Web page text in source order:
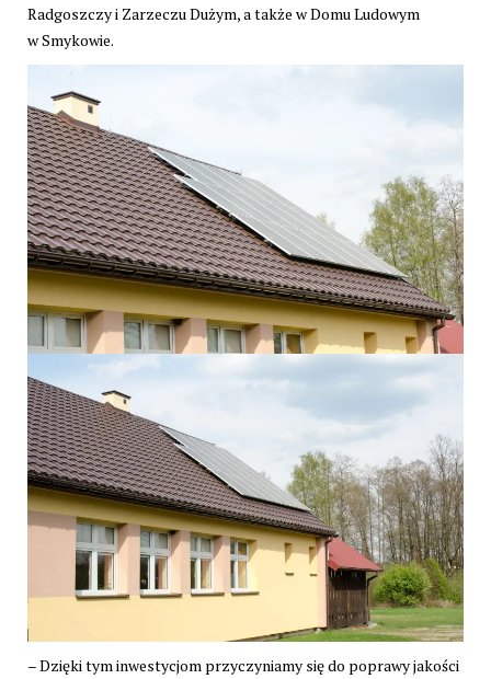
Radgoszczy i Zarzeczu Dużym, a także w Domu Ludowym
w Smykowie.
– Dzięki tym inwestycjom przyczyniamy się do poprawy jakości